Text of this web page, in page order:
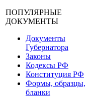
ПОПУЛЯРНЫЕ
ДОКУМЕНТЫ
Документы
Губернатора
Законы
Кодексы РФ
Конституция РФ
Формы, образцы,
бланки